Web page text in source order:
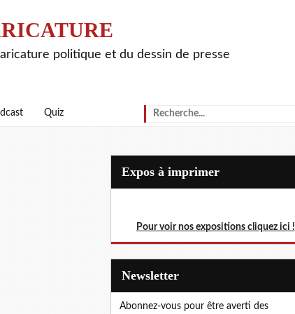
politique et du dessin de presse
Quiz
Expos à imprimer
Pour voir nos expositions cliquez ici !
Newsletter
Abonnez-vous pour être averti des